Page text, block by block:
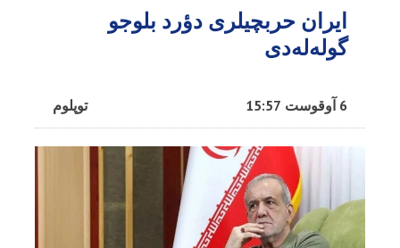
ایران حربچیلری دؤرد بلوجو
گوله‌له‌دی
توپلوم 6 آوقوست 15:57